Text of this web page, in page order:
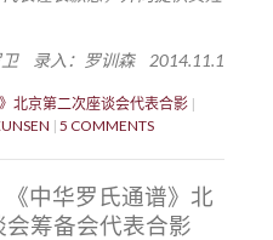
卫 录入：罗训森 2014.11.1
北京第二次座谈会代表合影
5 COMMENTS
中华罗氏通谱》北
筹备会代表合影